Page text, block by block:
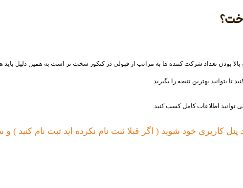
بودن تعداد شرکت کننده ها به مراتب از قبولی در کنکور سخت تر است به همین دلیل باید
بتوانید بهترین نتیجه را بگیرید
اطلاعات کامل کسب کنید.
پنل کاربری خود شوید ( اگر قبلا ثبت نام نکرده اید ثبت نام کنید )